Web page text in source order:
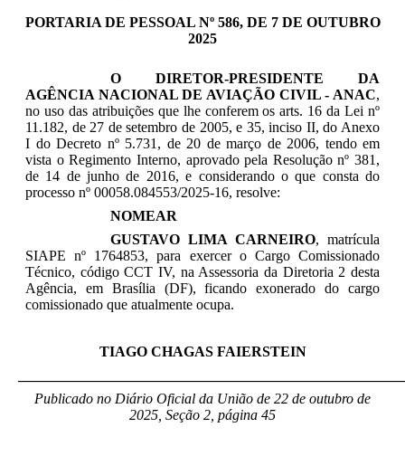
PORTARIA DE PESSOAL Nº 586, DE 7 DE OUTUBRO
2025
O DIRETOR-PRESIDENTE DA
AGÊNCIA NACIONAL DE AVIAÇÃO CIVIL - ANAC,
no uso das atribuições que lhe conferem os arts. 16 da Lei nº
11.182, de 27 de setembro de 2005, e 35, inciso II, do Anexo
I do Decreto nº 5.731, de 20 de março de 2006, tendo em
vista o Regimento Interno, aprovado pela Resolução nº 381,
de 14 de junho de 2016, e considerando o que consta do
processo nº 00058.084553/2025-16, resolve:
NOMEAR
GUSTAVO LIMA CARNEIRO, matrícula
SIAPE nº 1764853, para exercer o Cargo Comissionado
Técnico, código CCT IV, na Assessoria da Diretoria 2 desta
Agência, em Brasília (DF), ficando exonerado do cargo
comissionado que atualmente ocupa.
TIAGO CHAGAS FAIERSTEIN
Publicado no Diário Oficial da União de 22 de outubro de
2025, Seção 2, página 45